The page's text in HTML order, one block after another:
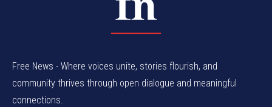
Free News - Where voices unite, stories flourish, and
community thrives through open dialogue and meaningful
connections.